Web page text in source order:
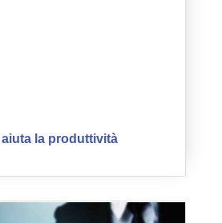
la produttività